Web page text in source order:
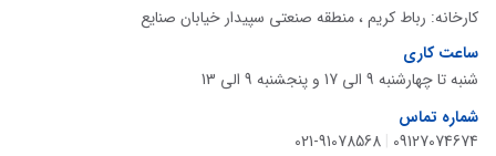
کارخانه: رباط کریم ، منطقه صنعتی سپیدار خیابان صنایع
ساعت کاری
شنبه تا چهارشنبه 9 الی 17 و پنجشنبه 9 الی 13
شماره تماس
09127074674
|
021-91078568